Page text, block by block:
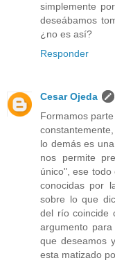
simplemente
deseábamos
¿no es así?
Responder
Cesar Ojeda
Formamos
lo demás es
nos permite
único", ese
conocidas por
sobre lo que
del río coincide
argumento
que deseamos
esta matizado